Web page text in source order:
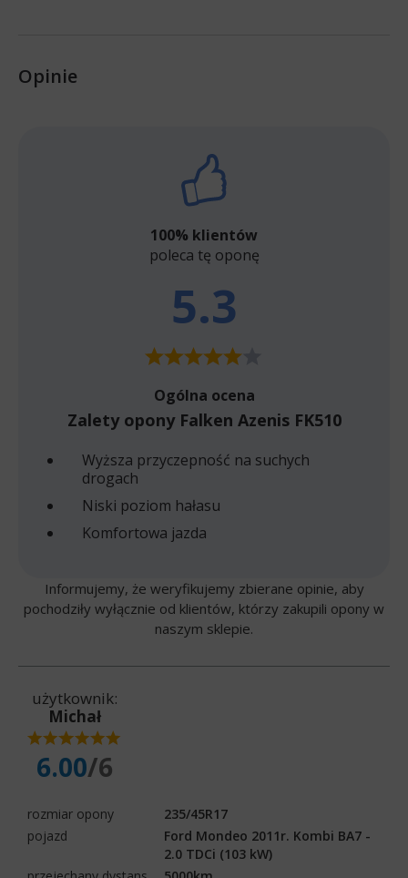
Opinie
100% klientów
poleca tę oponę
5.3
Ogólna ocena
Zalety opony Falken Azenis FK510
Wyższa przyczepność na suchych
drogach
Niski poziom hałasu
Komfortowa jazda
Informujemy, że weryfikujemy zbierane opinie, aby
pochodziły wyłącznie od klientów, którzy zakupili opony w
naszym sklepie.
użytkownik:
Michał
6.00/6
rozmiar opony
235/45R17
pojazd
Ford Mondeo 2011r. Kombi BA7 -
2.0 TDCi (103 kW)